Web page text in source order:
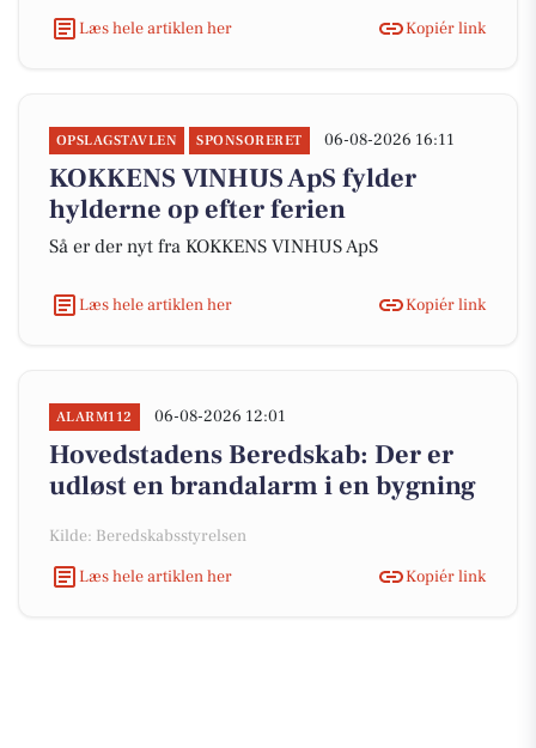
Læs hele artiklen her
Kopiér link
OPSLAGSTAVLEN SPONSORERET 06-08-2026 16:11
KOKKENS VINHUS ApS fylder
hylderne op efter ferien
Så er der nyt fra KOKKENS VINHUS ApS
Læs hele artiklen her Kopiér link
ALARM112 06-08-2026 12:01
Hovedstadens Beredskab: Der er
udløst en brandalarm i en bygning
Kilde: Beredskabsstyrelsen
Læs hele artiklen her
Kopiér link